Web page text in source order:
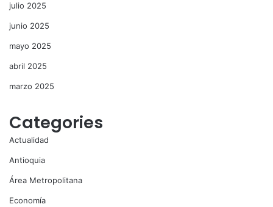
julio 2025
junio 2025
mayo 2025
abril 2025
marzo 2025
Categories
Actualidad
Antioquia
Área Metropolitana
Economía